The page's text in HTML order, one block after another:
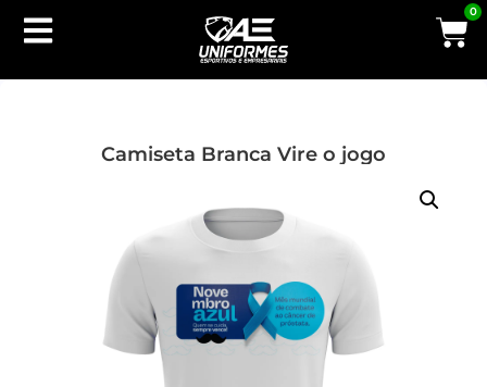
0
Camiseta Branca Vire o jogo